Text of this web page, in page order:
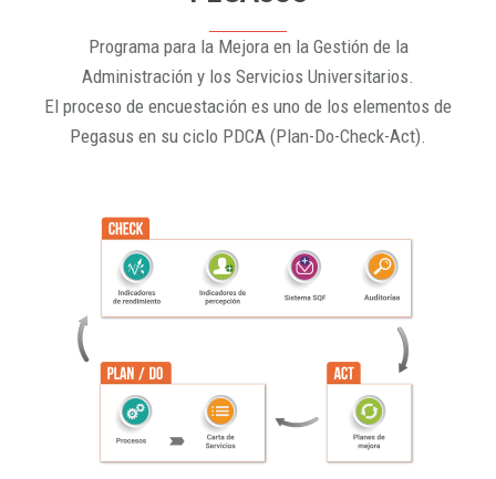
Programa para la Mejora en la Gestión de la
Administración y los Servicios Universitarios.
El proceso de encuestación es uno de los elementos de
Pegasus en su ciclo PDCA (Plan-Do-Check-Act).